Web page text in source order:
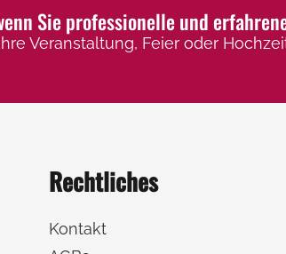
Sie professionelle und
Veranstaltung, Feier oder
Rechtliches
Kontakt